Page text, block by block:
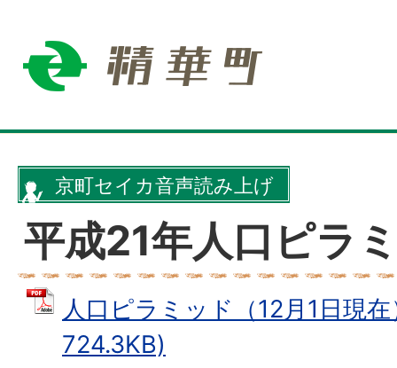
京町セイカ音声読み上げ
平成21年人口ピラ
人口ピラミッド（12月1日現
724.3KB)